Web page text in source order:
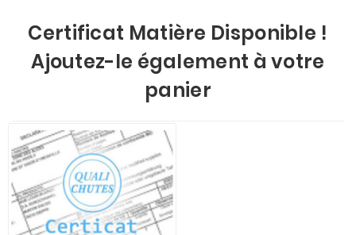
Certificat Matière Disponible !
Ajoutez-le également à votre
panier